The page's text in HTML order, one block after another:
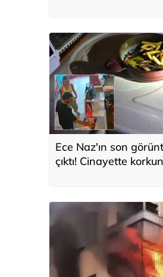
Ece Naz'ın son
çıktı! Cinayette